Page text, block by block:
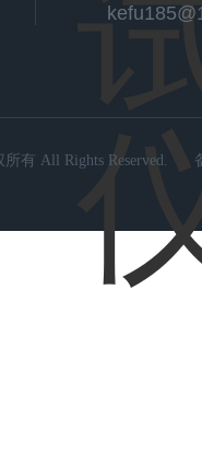
有 All Rights Reserved.